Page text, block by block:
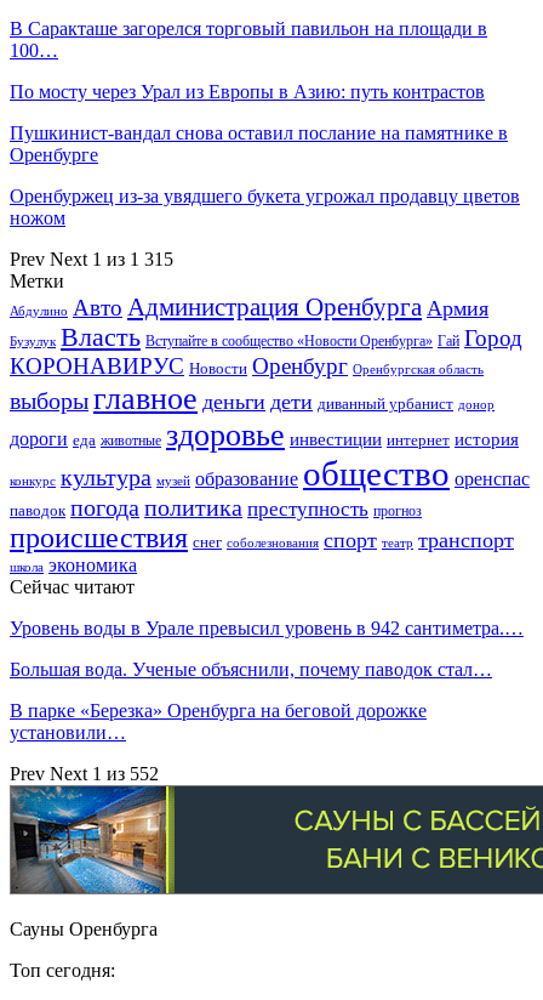
В Саракташе загорелся торговый павильон на площади в
100…
По мосту через Урал из Европы в Азию: путь контрастов
Пушкинист-вандал снова оставил послание на памятнике в
Оренбурге
Оренбуржец из-за увядшего букета угрожал продавцу цветов
ножом
Prev Next 1 из 1 315
Метки
Абдулино Авто Администрация Оренбурга Армия
Бузулук Власть Вступайте в сообщество «Новости Оренбурга» Гай Город
КОРОНАВИРУС Новости Оренбург Оренбургская область
выборыглавное деньги дети диванный урбанист донор
дороги еда животные здоровье инвестиции интернет история
конкурс культура музей образование общество оренспас
паводок погода политика преступность прогноз
происшествия снег соболезнования спорт театр транспорт
школа экономика
Сейчас читают
Уровень воды в Урале превысил уровень в 942 сантиметра.…
Большая вода. Ученые объяснили, почему паводок стал…
В парке «Березка» Оренбурга на беговой дорожке
установили…
Prev Next 1 из 552
Сауны Оренбурга
Топ сегодня: